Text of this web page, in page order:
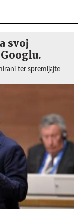
svoj
ter spremljajte